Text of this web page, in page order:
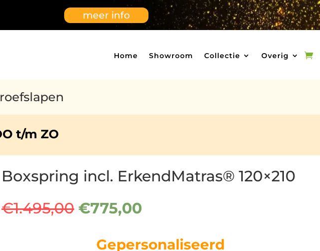
meer info
Home Showroom Collectie Overig
t/m ZO
Boxspring incl. ErkendMatras® 120×210
€1.495,00 Oorspronkelijke
prijs
€1.495,00.
€775,00Huidige
€775,00.
Gepersonaliseerd